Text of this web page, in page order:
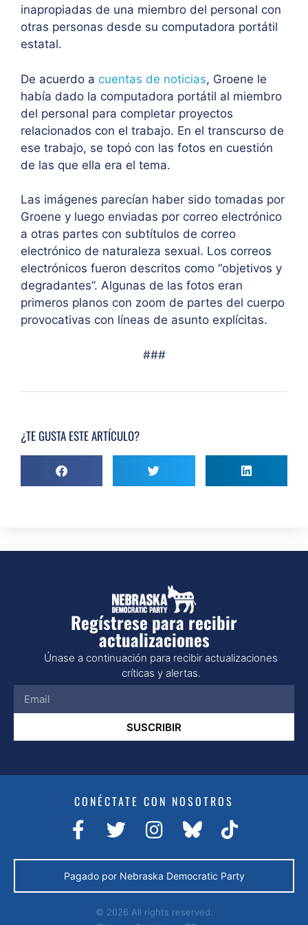
inapropiadas de una miembro del personal con
otras personas desde su computadora portátil
estatal.
De acuerdo a cuentas de noticias, Groene le
había dado la computadora portátil al miembro
del personal para completar proyectos
relacionados con el trabajo. En el transcurso de
ese trabajo, se topó con las fotos en cuestión
de las que ella era el tema.
Las imágenes parecían haber sido tomadas por
Groene y luego enviadas por correo electrónico
a otras partes con subtítulos de correo
electrónico de naturaleza sexual. Los correos
electrónicos fueron descritos como “objetivos y
degradantes”. Algunas de las fotos eran
primeros planos con zoom de partes del cuerpo
provocativas con líneas de asunto explícitas.
###
¿TE GUSTA ESTE ARTÍCULO?
Regístrese para recibir
actualizaciones
Únase a continuación para recibir actualizaciones
críticas y alertas.
SUSCRIBIR
CONÉCTATE CON NOSOTROS
Pagado por Nebraska Democratic Party
© 2026 All rights reserved.